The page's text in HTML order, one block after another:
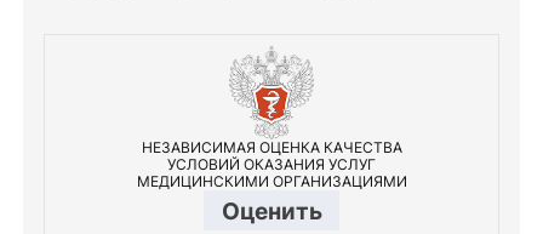
НЕЗАВИСИМАЯ ОЦЕНКА КАЧЕСТВА
УСЛОВИЙ ОКАЗАНИЯ УСЛУГ
МЕДИЦИНСКИМИ ОРГАНИЗАЦИЯМИ
Оценить